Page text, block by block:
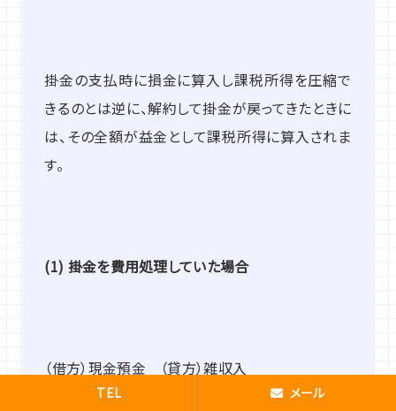
掛金の支払時に損金に算入し課税所得を圧縮で
きるのとは逆に、解約して掛金が戻ってきたときに
は、その全額が益金として課税所得に算入されま
す。
(1) 掛金を費用処理していた場合
（借方）現金預金 （貸方）雑収入
TEL メール